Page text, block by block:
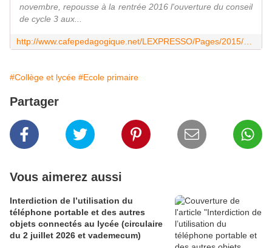
novembre, repousse à la rentrée 2016 l'ouverture du conseil
de cycle 3 aux...
#Collège et lycée #Ecole primaire
Partager
Vous aimerez aussi
Interdiction de l’utilisation du
téléphone portable et des autres
objets connectés au lycée (circulaire
du 2 juillet 2026 et vademecum)